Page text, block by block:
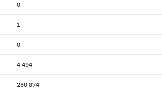
0
1
0
4 494
280 874